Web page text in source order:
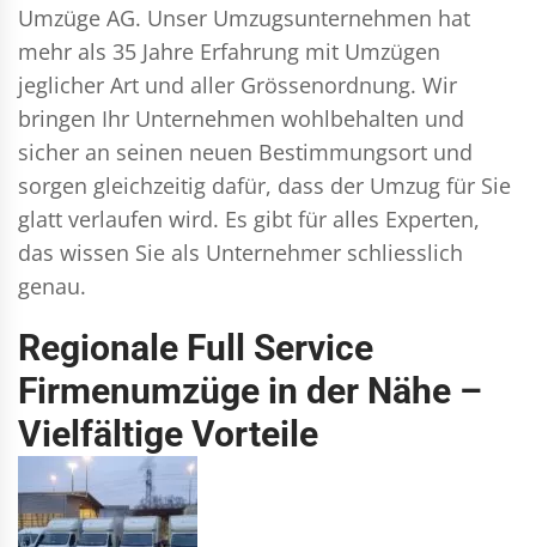
Umzüge AG. Unser Umzugsunternehmen hat
mehr als 35 Jahre Erfahrung mit Umzügen
jeglicher Art und aller Grössenordnung. Wir
bringen Ihr Unternehmen wohlbehalten und
sicher an seinen neuen Bestimmungsort und
sorgen gleichzeitig dafür, dass der Umzug für Sie
glatt verlaufen wird. Es gibt für alles Experten,
das wissen Sie als Unternehmer schliesslich
genau.
Regionale Full Service
Firmenumzüge in der Nähe –
Vielfältige Vorteile